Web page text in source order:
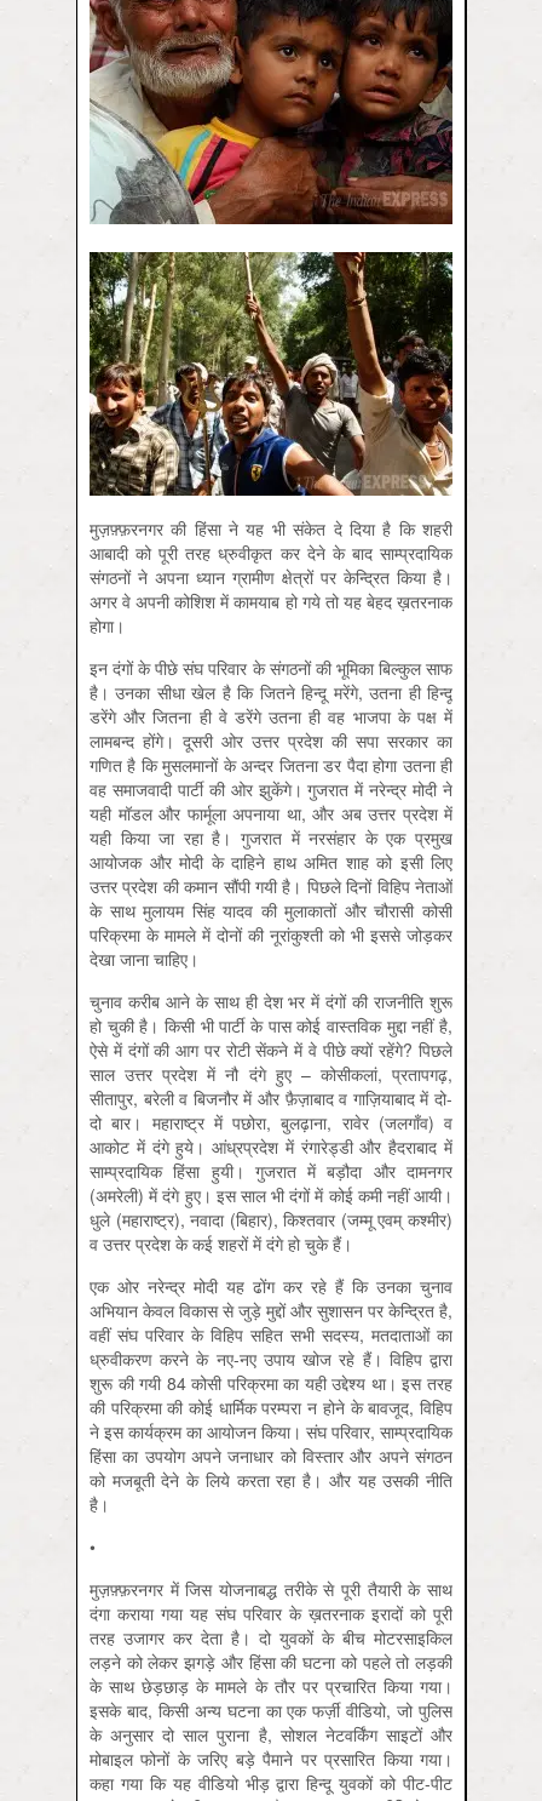
मुज़फ़्फ़रनगर की हिंसा ने यह भी संकेत दे दिया है कि शहरी
आबादी को पूरी तरह ध्रुवीकृत कर देने के बाद साम्प्रदायिक
संगठनों ने अपना ध्यान ग्रामीण क्षेत्रों पर केन्द्रित किया है।
अगर वे अपनी कोशिश में कामयाब हो गये तो यह बेहद ख़तरनाक
होगा।
इन दंगों के पीछे संघ परिवार के संगठनों की भूमिका बिल्कुल साफ
है। उनका सीधा खेल है कि जितने हिन्दू मरेंगे, उतना ही हिन्दू
डरेंगे और जितना ही वे डरेंगे उतना ही वह भाजपा के पक्ष में
लामबन्द होंगे। दूसरी ओर उत्तर प्रदेश की सपा सरकार का
गणित है कि मुसलमानों के अन्दर जितना डर पैदा होगा उतना ही
वह समाजवादी पार्टी की ओर झुकेंगे। गुजरात में नरेन्द्र मोदी ने
यही मॉडल और फार्मूला अपनाया था, और अब उत्तर प्रदेश में
यही किया जा रहा है। गुजरात में नरसंहार के एक प्रमुख
आयोजक और मोदी के दाहिने हाथ अमित शाह को इसी लिए
उत्तर प्रदेश की कमान सौंपी गयी है। पिछले दिनों विहिप नेताओं
के साथ मुलायम सिंह यादव की मुलाकातों और चौरासी कोसी
परिक्रमा के मामले में दोनों की नूरांकुश्ती को भी इससे जोड़कर
देखा जाना चाहिए।
चुनाव करीब आने के साथ ही देश भर में दंगों की राजनीति शुरू
हो चुकी है। किसी भी पार्टी के पास कोई वास्तविक मुद्दा नहीं है,
ऐसे में दंगों की आग पर रोटी सेंकने में वे पीछे क्यों रहेंगे? पिछले
साल उत्तर प्रदेश में नौ दंगे हुए – कोसीकलां, प्रतापगढ़,
सीतापुर, बरेली व बिजनौर में और फ़ैज़ाबाद व गाज़ियाबाद में दो-
दो बार। महाराष्ट्र में पछोरा, बुलढ़ाना, रावेर (जलगाँव) व
आकोट में दंगे हुये। आंध्रप्रदेश में रंगारेड्डी और हैदराबाद में
साम्प्रदायिक हिंसा हुयी। गुजरात में बड़ौदा और दामनगर
(अमरेली) में दंगे हुए। इस साल भी दंगों में कोई कमी नहीं आयी।
धुले (महाराष्ट्र), नवादा (बिहार), किश्तवार (जम्मू एवम् कश्मीर)
व उत्तर प्रदेश के कई शहरों में दंगे हो चुके हैं।
एक ओर नरेन्द्र मोदी यह ढोंग कर रहे हैं कि उनका चुनाव
अभियान केवल विकास से जुड़े मुद्दों और सुशासन पर केन्द्रित है,
वहीं संघ परिवार के विहिप सहित सभी सदस्य, मतदाताओं का
ध्रुवीकरण करने के नए-नए उपाय खोज रहे हैं। विहिप द्वारा
शुरू की गयी 84 कोसी परिक्रमा का यही उद्देश्य था। इस तरह
की परिक्रमा की कोई धार्मिक परम्परा न होने के बावजूद, विहिप
ने इस कार्यक्रम का आयोजन किया। संघ परिवार, साम्प्रदायिक
हिंसा का उपयोग अपने जनाधार को विस्तार और अपने संगठन
को मजबूती देने के लिये करता रहा है। और यह उसकी नीति
है।
•
मुज़फ़्फ़रनगर में जिस योजनाबद्ध तरीके से पूरी तैयारी के साथ
दंगा कराया गया यह संघ परिवार के ख़तरनाक इरादों को पूरी
तरह उजागर कर देता है। दो युवकों के बीच मोटरसाइकिल
लड़ने को लेकर झगड़े और हिंसा की घटना को पहले तो लड़की
के साथ छेड़छाड़ के मामले के तौर पर प्रचारित किया गया।
इसके बाद, किसी अन्य घटना का एक फर्ज़ी वीडियो, जो पुलिस
के अनुसार दो साल पुराना है, सोशल नेटवर्किंग साइटों और
मोबाइल फोनों के जरिए बड़े पैमाने पर प्रसारित किया गया।
कहा गया कि यह वीडियो भीड़ द्वारा हिन्दू युवकों को पीट-पीट